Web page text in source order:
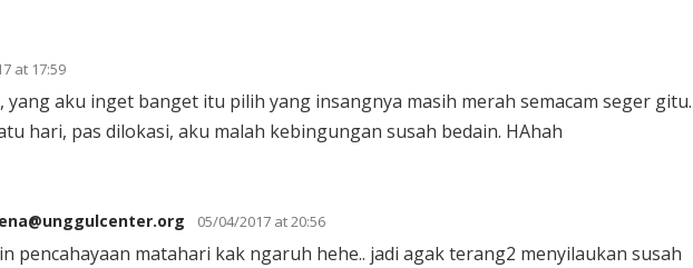
at 17:59
yang aku inget banget itu pilih yang insangnya masih merah semacam seger gitu.
hari, pas dilokasi, aku malah kebingungan susah bedain. HAhah
05/04/2017 at 20:56
pencahayaan matahari kak ngaruh hehe.. jadi agak terang2 menyilaukan susah